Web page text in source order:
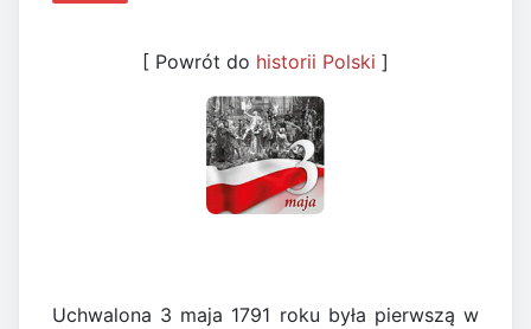
[ Powrót do historii Polski ]
Uchwalona 3 maja 1791 roku była pierwszą w